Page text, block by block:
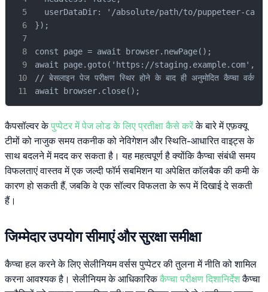
userDataDir: '/absolute/path/to/puppeteer-
});
const page = await browser.newPage();
await page.goto('https://
// बेसलाइन पेज परीक्षण स्थिर होने के बाद ही अनुमोदित कैप्चा
await browser.close();
कैपसॉल्वर केपुप्पेटर में पेज लोड के लिए प्रतीक्षा कैसे करेंके बारे में एफ़क्यू
टीमों को नाजुक समय तकनीक को नेविगेशन और स्थिति-आधारित वाइट्स के
साथ बदलने में मदद कर सकता है। यह महत्वपूर्ण है क्योंकि कैप्चा संबंधी समय
विफलताएं वास्तव में एक जल्दी फॉर्म सबमिशन या अपेक्षित कॉलबैक की कमी के
कारण हो सकती हैं, जबकि वे एक सॉल्वर विफलता के रूप में दिखाई दे सकती
हैं।
जिम्मेदार उपयोग सीमाएं और सुरक्षा समीक्षा
कैप्चा हल करने के लिए सेलीनियम वर्सस पुप्पेटर की तुलना में नीति को शामिल
करना आवश्यक है। सेलीनियम के आधिकारिककैप्चा परीक्षण दिशानिर्देशकैप्चा